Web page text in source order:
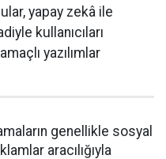
yapay zekâ ile
kullanıcıları
yazılımlar
genellikle sosyal
aracılığıyla